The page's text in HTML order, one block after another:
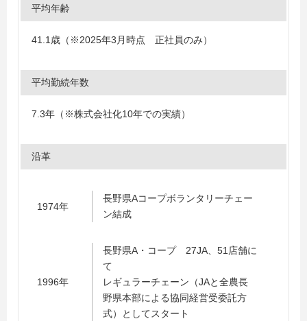
平均年齢
41.1歳（※2025年3月時点 正社員のみ）
平均勤続年数
7.3年（※株式会社化10年での実績）
沿革
1974年
長野県Aコープボランタリーチェー
ン結成
1996年
長野県A・コープ 27JA、51店舗に
て
レギュラーチェーン（JAと全農長
野県本部による協同経営受委託方
式）としてスタート